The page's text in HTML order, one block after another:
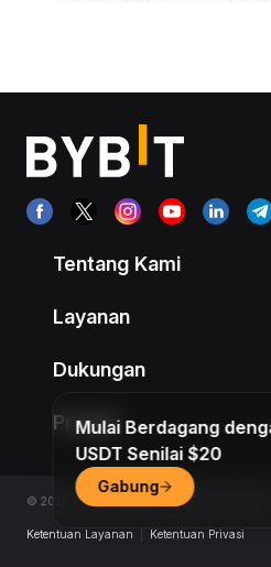
Tentang Kami
Layanan
Dukungan
Produk
© 2018-2026 Bybit.com. All rights reserved.
Ketentuan Layanan Ketentuan Privasi
Mulai Berdagang
USDT Senilai $20
Gabung